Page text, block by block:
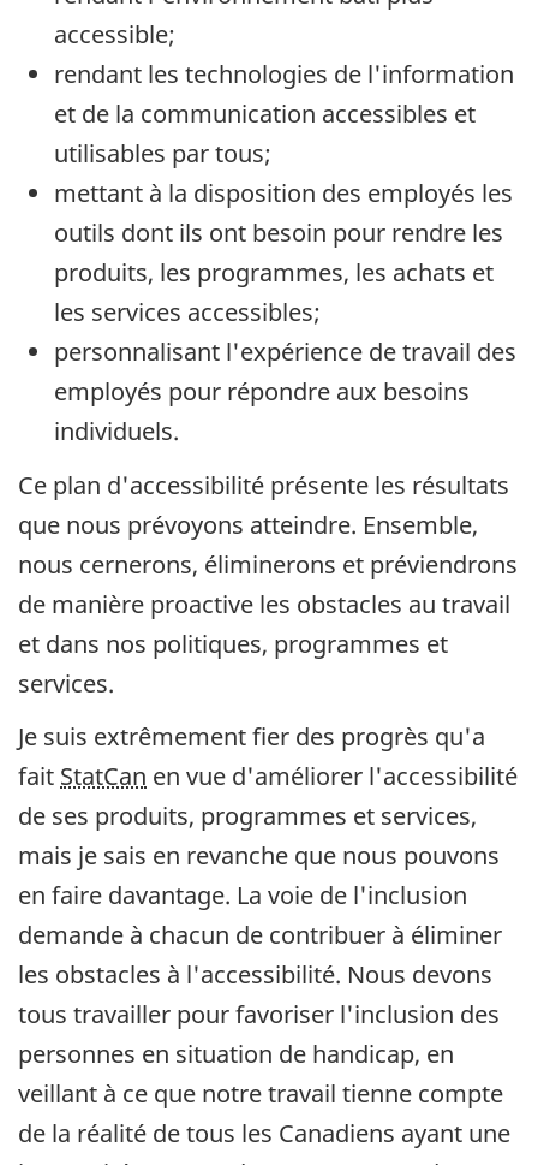
accessible;
rendant les technologies de l'information
et de la communication accessibles et
utilisables par tous;
mettant à la disposition des employés les
outils dont ils ont besoin pour rendre les
produits, les programmes, les achats et
les services accessibles;
personnalisant l'expérience de travail des
employés pour répondre aux besoins
individuels.
Ce plan d'accessibilité présente les résultats
que nous prévoyons atteindre. Ensemble,
nous cernerons, éliminerons et préviendrons
de manière proactive les obstacles au travail
et dans nos politiques, programmes et
services.
Je suis extrêmement fier des progrès qu'a
fait StatCan en vue d'améliorer l'accessibilité
de ses produits, programmes et services,
mais je sais en revanche que nous pouvons
en faire davantage. La voie de l'inclusion
demande à chacun de contribuer à éliminer
les obstacles à l'accessibilité. Nous devons
tous travailler pour favoriser l'inclusion des
personnes en situation de handicap, en
veillant à ce que notre travail tienne compte
de la réalité de tous les Canadiens ayant une